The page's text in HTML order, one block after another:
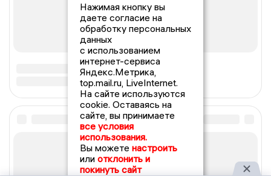
Нажимая кнопку вы
даете согласие на
обработку персональных
данных
с использованием
интернет-сервиса
Яндекс.Метрика,
top.mail.ru, LiveInternet.
На сайте используются
cookie. Оставаясь на
сайте, вы принимаете
все условия
использования.
Вы можете настроить
или отклонить и
покинуть сайт